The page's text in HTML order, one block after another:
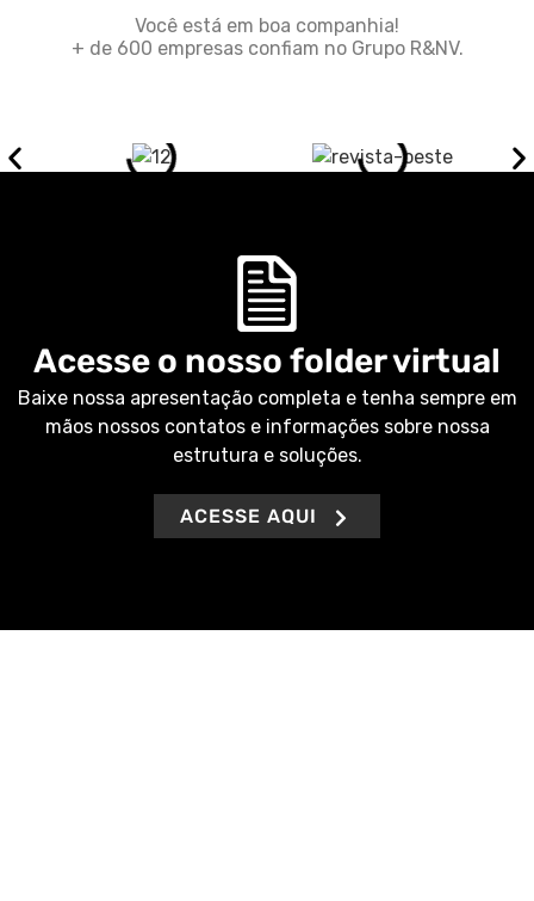
Você está em boa companhia!
+ de 600 empresas confiam no Grupo R&NV.
Acesse o nosso folder virtual
Baixe nossa apresentação completa e tenha sempre em
mãos nossos contatos e informações sobre nossa
estrutura e soluções.
ACESSE AQUI